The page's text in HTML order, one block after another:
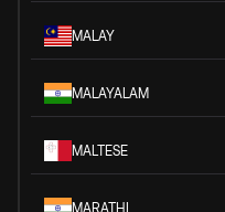
MALAY
MALAYALAM
MALTESE
MARATHI